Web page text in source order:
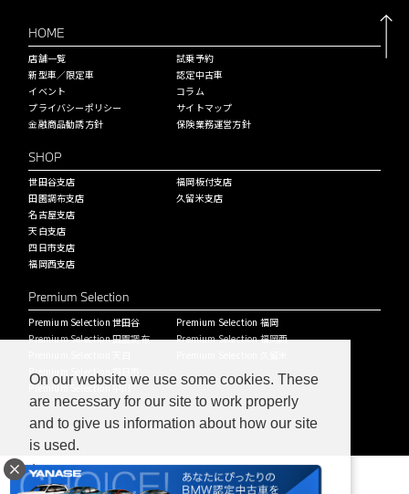
HOME
店舗一覧
新型車／限定車
イベント
プライバシーポリシー
金融商品勧誘方針
試乗予約
認定中古車
コラム
サイトマップ
保険業務運営方針
SHOP
世田谷支店
田園調布支店
名古屋支店
天白支店
四日市支店
福岡西支店
福岡板付支店
久留米支店
Premium Selection
Premium Selection 世田谷
Premium Selection 田園調布
Premium Selection 四日市
Premium Selection 中川
Premium Selection 福岡
Premium Selection 福岡西
On our website we use some cookies. These
are necessary for our site to work properly
and to give us information about how our site
is used.
Learn more